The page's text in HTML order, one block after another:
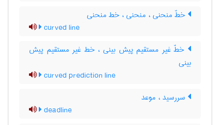
خطّ منحنی ، منحنی ، خط منحنی
curved line
خطّ غیر مستقیم پیش بینی ، خط غیر مستقیم پیش
بینی
curved prediction line
سررسید ، موعد
deadline